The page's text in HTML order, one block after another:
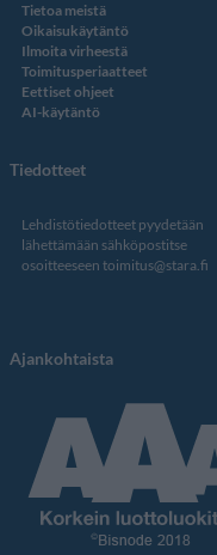
Tietoa meistä
Oikaisukäytäntö
Ilmoita virheestä
Toimitusperiaatteet
Eettiset ohjeet
AI-käytäntö
Tiedotteet
Lehdistötiedotteet pyydetään
lähettämään sähköpostitse
osoitteeseen toimitus@stara.fi
Ajankohtaista